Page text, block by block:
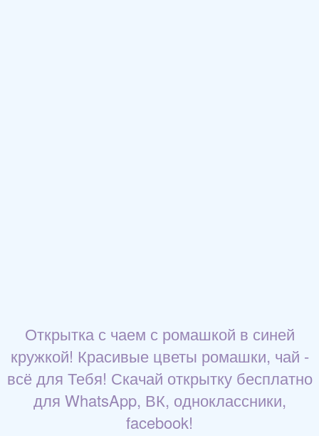
Открытка с чаем с ромашкой в синей
кружкой! Красивые цветы ромашки, чай -
всё для Тебя! Скачай открытку бесплатно
для WhatsApp, ВК, одноклассники,
facebook!